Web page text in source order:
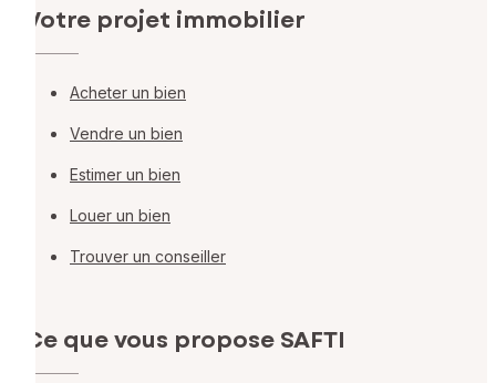
Votre projet immobilier
Acheter un bien
Vendre un bien
Estimer un bien
Louer un bien
Trouver un conseiller
Ce que vous propose SAFTI